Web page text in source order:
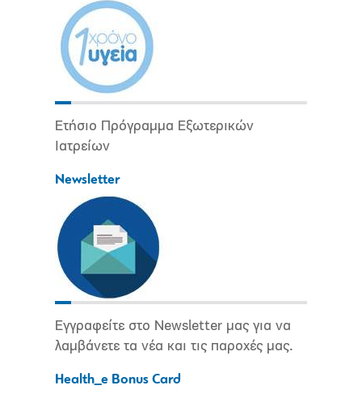
Ετήσιο Πρόγραμμα Εξωτερικών
Ιατρείων
Newsletter
Εγγραφείτε στο Newsletter μας για να
λαμβάνετε τα νέα και τις παροχές μας.
Health_e Bonus Card